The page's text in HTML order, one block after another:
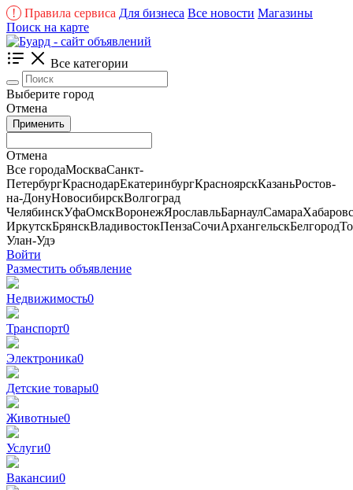
! Правила сервиса Для бизнеса Все новости Магазины
Поиск на карте
Все категории
Выберите город
Отмена
Применить
Отмена
Все городаМоскваСанкт-
ПетербургКраснодарЕкатеринбургКрасноярскКазаньРостов-
на-ДонуНовосибирскВолгоград
ЧелябинскУфаОмскВоронежЯрославльБарнаулСамара
ИркутскБрянскВладивостокПензаСочиАрхангельскБелгород
Улан-Удэ
Войти
Разместить объявление
Недвижимость0
Транспорт0
Электроника0
Детские товары0
Животные0
Услуги0
Вакансии0